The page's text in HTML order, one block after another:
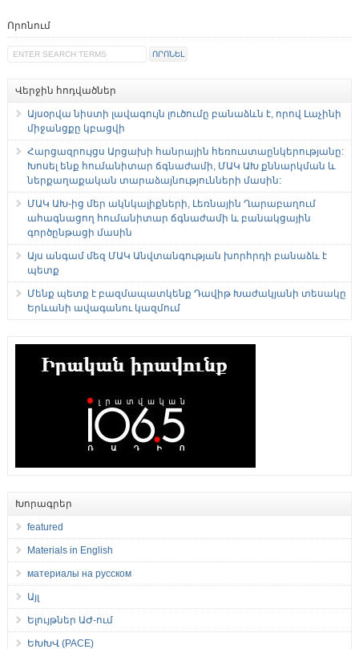
Որոնում
Վերջին հոդվածներ
Այսօրվա նիստի լավագույն լուծումը բանաձևն է, որով Լաչինի
միջանցքը կբացվի
Հարցազրույցս Արցախի հանրային հեռուստաընկերությանը:
Խոսել ենք հումանիտար ճգնաժամի, ՄԱԿ ԱԽ քննարկման և
ներքաղաքական տարաձայնությունների մասին:
ՄԱԿ ԱԽ-ից մեր ակնկալիքների, Լեռնային Ղարաբաղում
ահագնացող հումանիտար ճգնաժամի և բանակցային
գործընթացի մասին
Այս անգամ մեզ ՄԱԿ Անվտանգության խորհրդի բանաձև է
պետք
Մենք պետք է բազմապատկենք Դավիթ Խաժակյանի տեսակը
Երևանի ավագանու կազմում
Խորագրեր
featured
Materials in English
материалы на русском
Այլ
Ելույթներ ԱԺ-ում
ԵԽԽՎ (PACE)